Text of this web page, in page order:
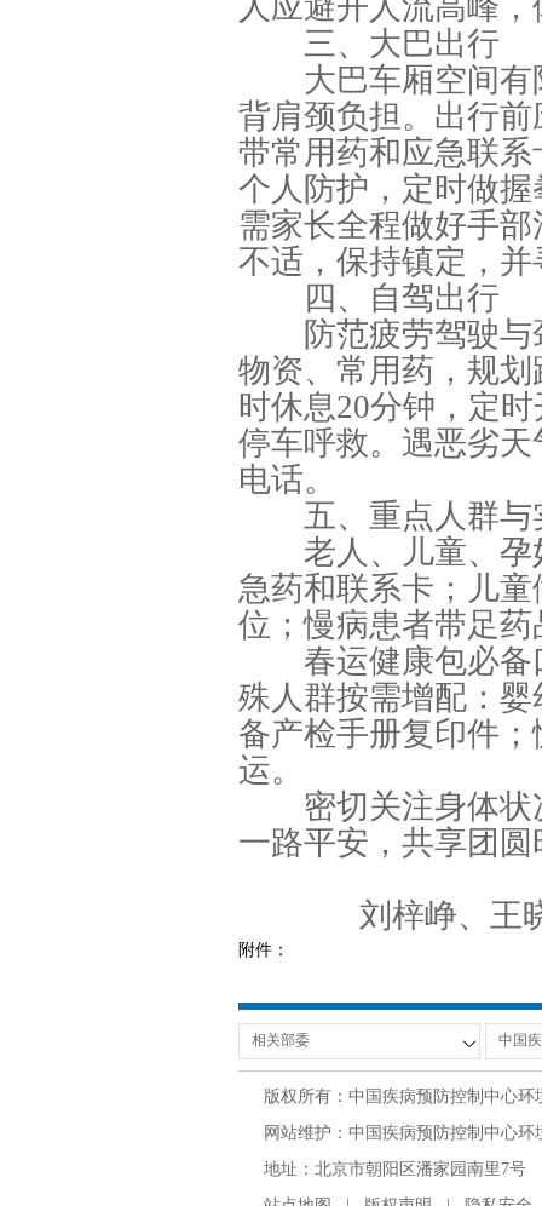
人应避开人流高峰
三、大巴出行
大巴车厢空间有
背肩颈负担。出行
带常用药和应急联
个人防护，定时做
需家长全程做好手
不适，保持镇定，
四、自驾出行
防范疲劳驾驶与
物资、常用药，规
时休息20分钟，定
停车呼救。遇恶劣
电话。
五、重点人群与
老人、儿童、孕
急药和联系卡；儿
位；慢病患者带足
春运健康包必备
殊人群按需增配：
备产检手册复印件
运。
密切关注身体状
一路平安，共享团圆
刘梓峥、王
附件：
版权所有：中国疾病预防控制中心环
网站维护：中国疾病预防控制中心
地址：北京市朝阳区潘家园南里7号